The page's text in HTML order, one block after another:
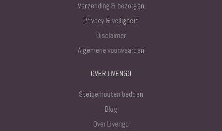
Verzending & bezorgen
Privacy & veiligheid
Disclaimer
Algemene voorwaarden
OVER LIVENGO
Steigerhouten bedden
Blog
Over Livengo